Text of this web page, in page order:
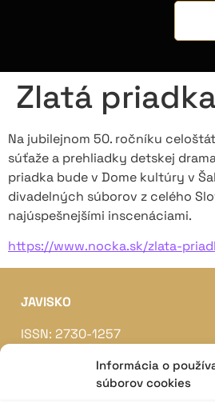
Informácia o
súborov cookies
Zlatá
Na jubilejnom 50. ročníku
súťaže a prehliadky detskej
priadka bude v Dome kultúry v
divadelných súborov z celého
najúspešnejšími inscenáciami.
https://www.nocka.sk/zlata-
JAVISKO
ISSN: 2730-1257
Nám. SNP č. 12, 812 34 Bratislava